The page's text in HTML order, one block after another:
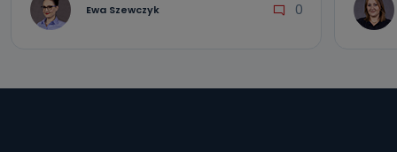
Jak skontaktować się z inspektorem
Ewa Szewczyk 0